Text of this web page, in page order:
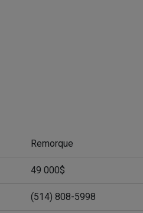
Remorque
49 000$
(514) 808-5998